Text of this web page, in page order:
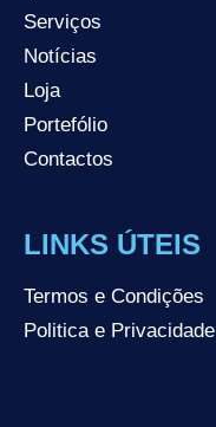
Serviços
Notícias
Loja
Portefólio
Contactos
LINKS ÚTEIS
Termos e Condições
Politica e Privacidade